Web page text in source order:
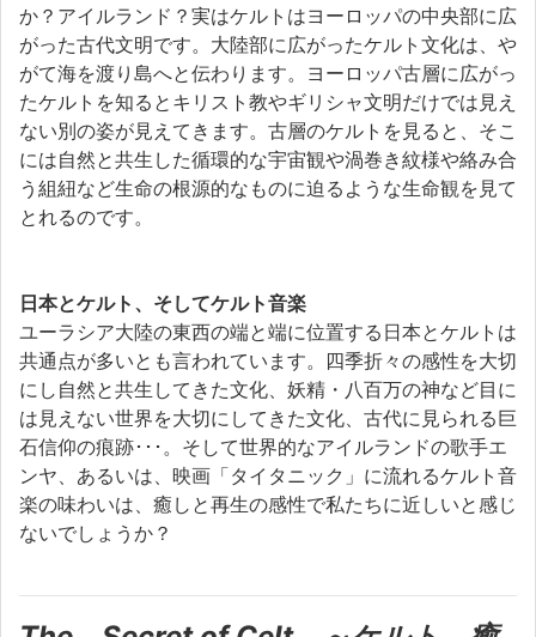
か？アイルランド？実はケルトはヨーロッパの中央部に広
がった古代文明です。大陸部に広がったケルト文化は、や
がて海を渡り島へと伝わります。ヨーロッパ古層に広がっ
たケルトを知るとキリスト教やギリシャ文明だけでは見え
ない別の姿が見えてきます。古層のケルトを見ると、そこ
には自然と共生した循環的な宇宙観や渦巻き紋様や絡み合
う組紐など生命の根源的なものに迫るような生命観を見て
とれるのです。
日本とケルト、そしてケルト音楽
ユーラシア大陸の東西の端と端に位置する日本とケルトは
共通点が多いとも言われています。四季折々の感性を大切
にし自然と共生してきた文化、妖精・八百万の神など目に
は見えない世界を大切にしてきた文化、古代に見られる巨
石信仰の痕跡･･･。そして世界的なアイルランドの歌手エ
ンヤ、あるいは、映画「タイタニック」に流れるケルト音
楽の味わいは、癒しと再生の感性で私たちに近しいと感じ
ないでしょうか？